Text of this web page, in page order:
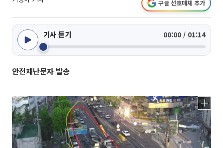
구글 선호매체 추가
기사 듣기 00:00 / 01:14
안전재난문자 발송